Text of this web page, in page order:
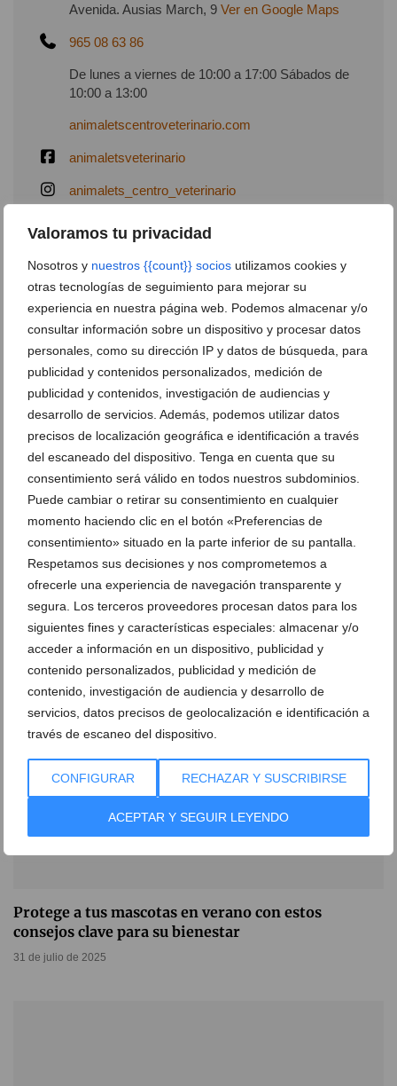
Valoramos tu privacidad
Nosotros y nuestros {{count}} socios utilizamos cookies y
otras tecnologías de seguimiento para mejorar su
experiencia en nuestra página web. Podemos almacenar y/o
consultar información sobre un dispositivo y procesar datos
personales, como su dirección IP y datos de búsqueda, para
publicidad y contenidos personalizados, medición de
publicidad y contenidos, investigación de audiencias y
desarrollo de servicios. Además, podemos utilizar datos
precisos de localización geográfica e identificación a través
del escaneado del dispositivo. Tenga en cuenta que su
consentimiento será válido en todos nuestros subdominios.
Puede cambiar o retirar su consentimiento en cualquier
momento haciendo clic en el botón «Preferencias de
consentimiento» situado en la parte inferior de su pantalla.
Respetamos sus decisiones y nos comprometemos a
ofrecerle una experiencia de navegación transparente y
segura. Los terceros proveedores procesan datos para los
siguientes fines y características especiales: almacenar y/o
acceder a información en un dispositivo, publicidad y
contenido personalizados, publicidad y medición de
contenido, investigación de audiencia y desarrollo de
servicios, datos precisos de geolocalización e identificación a
través de escaneo del dispositivo.
CONFIGURAR RECHAZAR Y SUSCRIBIRSE
ACEPTAR Y SEGUIR LEYENDO
Avenida. Ausias March, 9 Ver en Google Maps
965 08 63 86
De lunes a viernes de 10:00 a 17:00 Sábados de
10:00 a 13:00
animaletscentroveterinario.com
animaletsveterinario
animalets_centro_veterinario
Más información
Deja un comentario
Suscríbete a la newsletter
Canal de Whatsapp
Anúnciate en javea.com
Envía tu noticia
Clasificado en: Comercios y Servicios Animales
Animalets Centro Veterinario,Rosa Seresola
ARTÍCULOS RELACIONADOS
Protege a tus mascotas en verano con estos
consejos clave para su bienestar
31 de julio de 2025